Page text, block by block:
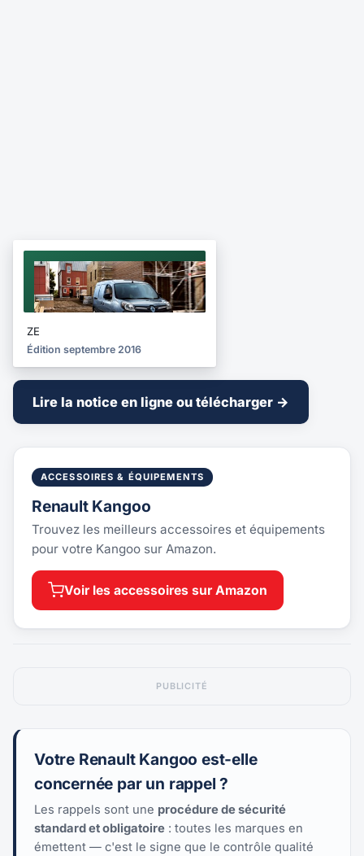
NOTICE
2016
ZE
Édition septembre 2016
Lire la notice en ligne ou télécharger →
ACCESSOIRES & ÉQUIPEMENTS
Renault Kangoo
Trouvez les meilleurs accessoires et équipements
pour votre Kangoo sur Amazon.
Voir les accessoires sur Amazon
PUBLICITÉ
Votre Renault Kangoo est-elle
concernée par un rappel ?
Les rappels sont une procédure de sécurité
standard et obligatoire : toutes les marques en
émettent — c'est le signe que le contrôle qualité